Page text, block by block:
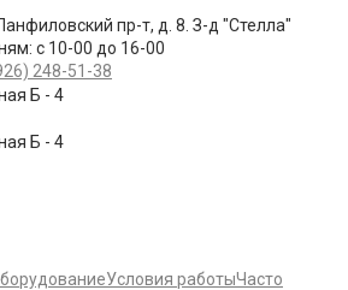
пр-т, д. 8. З-д "Стелла"
с 10-00 до 16-00
248-51-38
Условия работыЧасто